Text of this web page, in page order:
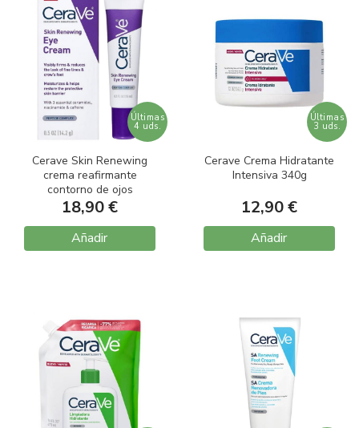
Últimas
4 uds.
Cerave Skin Renewing
crema reafirmante
contorno de ojos
18,90 €
Añadir
Últimas
3 uds.
Cerave Crema Hidratante
Intensiva 340g
12,90 €
Añadir